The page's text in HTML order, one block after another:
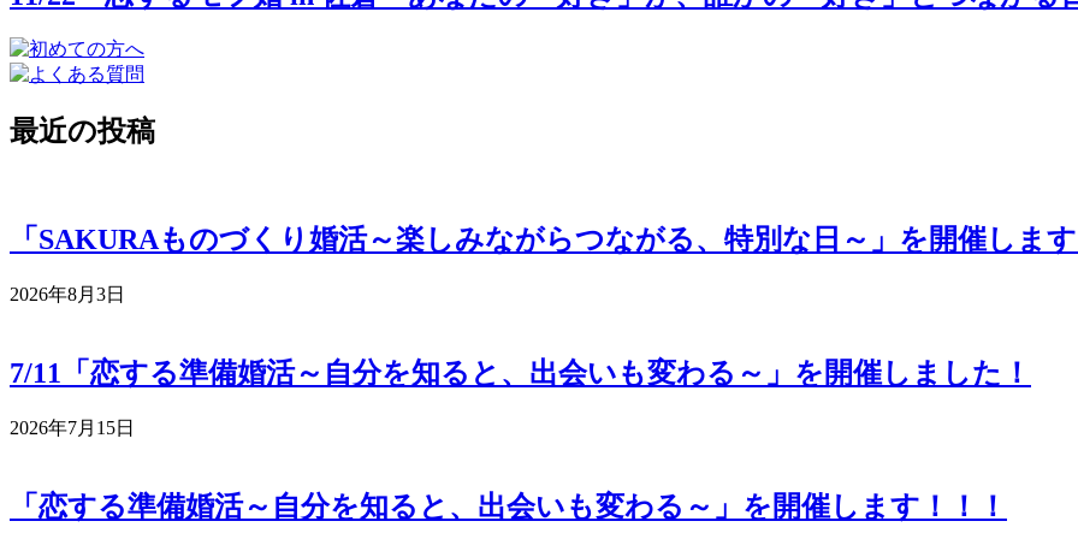
最近の投稿
「SAKURAものづくり婚活～楽しみながらつながる、特別な日～」を開催しま
2026年8月3日
7/11「恋する準備婚活～自分を知ると、出会いも変わる～」を開催しました！
2026年7月15日
「恋する準備婚活～自分を知ると、出会いも変わる～」を開催します！！！